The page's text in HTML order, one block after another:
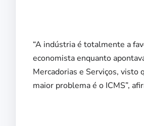
“A indústria é totalmente a
economista enquanto
Mercadorias e Serviços, visto
maior problema é o ICMS”,